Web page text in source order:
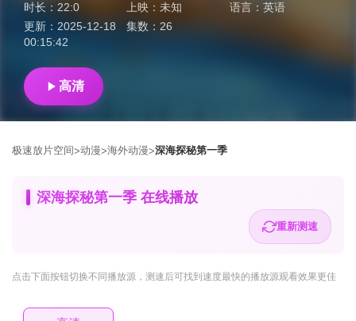
时长： 22:0 上映：未知 语言： 英语
更新： 2025-12-18
00:15:42
集数： 26
高清
极速放片空间>动漫>海外动漫>深海探秘第一季
深海探秘第一季 在线播放
重新测速
点击下面按钮切换不同播放源 ，测速后可找到速度最快的播放源观看效果更佳